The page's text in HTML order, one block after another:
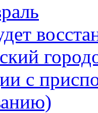
с